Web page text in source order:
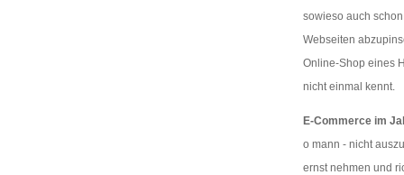
sowieso auch
Webseiten
Online-Shop eines
nicht einmal kennt.
E-Commerce im
o mann - nicht
ernst nehmen und